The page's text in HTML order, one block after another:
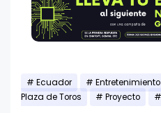
Ecuador Entretenimiento
Plaza de Toros
Proyecto